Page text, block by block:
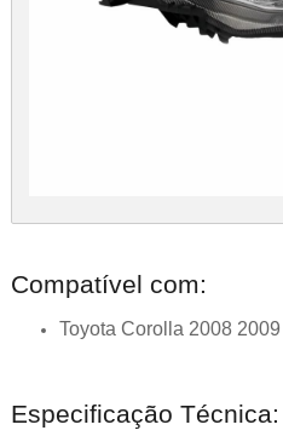
Compatível com:
Toyota Corolla 2008
Especificação Técnica: